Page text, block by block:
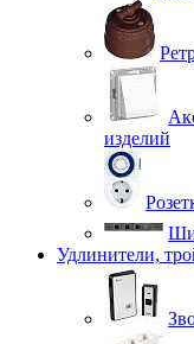
изделий
Удлинители,